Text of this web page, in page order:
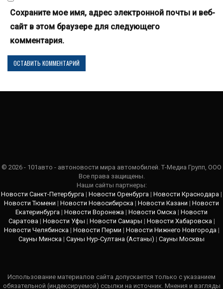
Сохраните мое имя, адрес электронной почты и веб-
сайт в этом браузере для следующего
комментария.
© 2026 - 101авто - автоновости мира автомобилей. Т-Медиа Групп, ООО
Все права защищены.
Наши сайты партнеры:
Новости Санкт-Петербурга | Новости Оренбурга | Новости Краснодара |
Новости Тюмени | Новости Новосибирска | Новости Казани | Новости
Екатеринбурга | Новости Воронежа | Новости Омска | Новости
Саратова| Новости Уфы | Новости Самары | Новости Хабаровска|
Новости Челябинска| Новости Перми | Новости Нижнего Новгорода|
Сауны Минска | Сауны Нур-Султана (Астаны) | Сауны Москвы
Использование материалов сайта допускается только с указанием
обязательной (индексируемой) ссылки на источник. Мнения и взгляды